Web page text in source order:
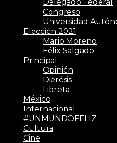
Delegado Federal
Congreso
Universidad
Elección 2021
Mario Moreno
Félix Salgado
Principal
Opinión
Dierésis
Libreta
México
Internacional
#UNMUNDOFELIZ
Cultura
Cine